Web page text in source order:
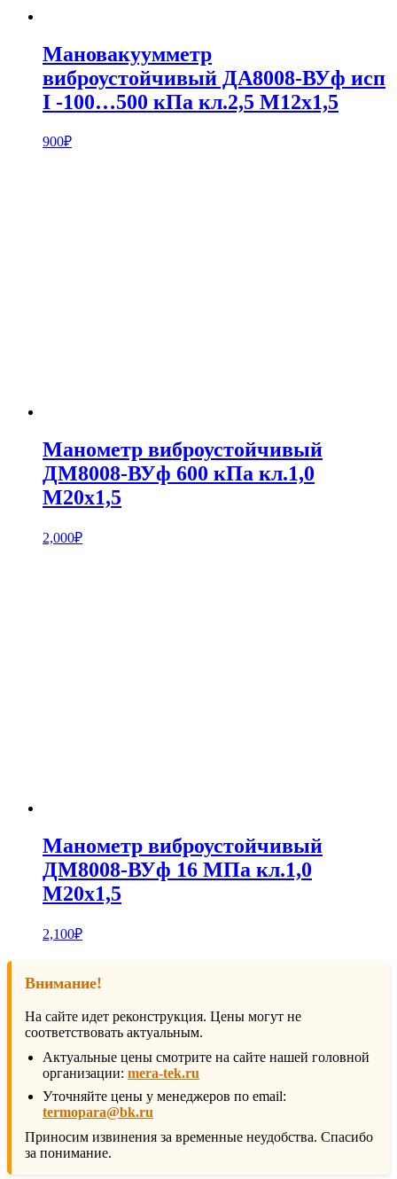
Мановакуумметр
виброустойчивый ДА8008-ВУф исп
I -100…500 кПа кл.2,5 М12х1,5
900₽
Манометр виброустойчивый
ДМ8008-ВУф 600 кПа кл.1,0
М20х1,5
2,000₽
Манометр виброустойчивый
ДМ8008-ВУф 16 МПа кл.1,0
М20х1,5
2,100₽
Внимание!
На сайте идет реконструкция. Цены могут не
соответствовать актуальным.
Актуальные цены смотрите на сайте нашей головной
организации: mera-tek.ru
Уточняйте цены у менеджеров по email:
termopara@bk.ru
Приносим извинения за временные неудобства. Спасибо
за понимание.